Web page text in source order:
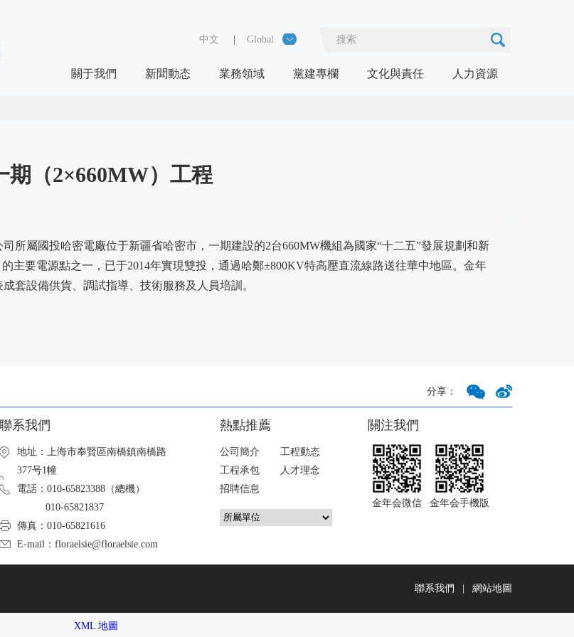
中文 Global
關于我們 新聞動态 業務領域 黨建專欄 文化與責任 人力資源
期（2×660MW）工程
所屬國投哈密電廠位于新疆省哈密市，一期建設的2台660MW機組為國家“十二五”發展規劃和新
主要電源點之一，已于2014年實現雙投，通過哈鄭±800KV特高壓直流線路送往華中地區。金年
套設備供貨、調試指導、技術服務及人員培訓。
分享：
聯系我們
地址：上海市奉賢區南橋鎮南橋路
377号1幢
電話：010-65823388（總機）
010-65821837
傳真：010-65821616
E-mail：floraelsie@floraelsie.com
熱點推薦
公司簡介
工程動态
工程承包
人才理念
招聘信息
關注我們
金年会微信 金年会手機版
聯系我們 | 網站地圖
XML 地圖